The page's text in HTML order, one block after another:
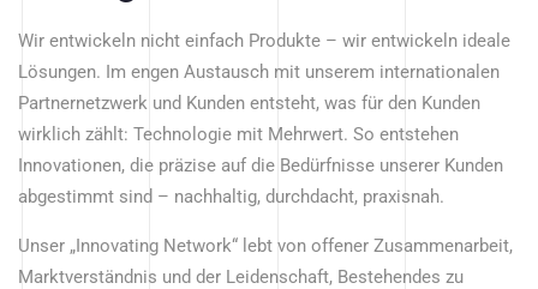
Wir entwickeln nicht einfach Produkte – wir entwickeln ideale
Lösungen. Im engen Austausch mit unserem internationalen
Partnernetzwerk und Kunden entsteht, was für den Kunden
wirklich zählt: Technologie mit Mehrwert. So entstehen
Innovationen, die präzise auf die Bedürfnisse unserer Kunden
abgestimmt sind – nachhaltig, durchdacht, praxisnah.
Unser „Innovating Network“ lebt von offener Zusammenarbeit,
Marktverständnis und der Leidenschaft, Bestehendes zu